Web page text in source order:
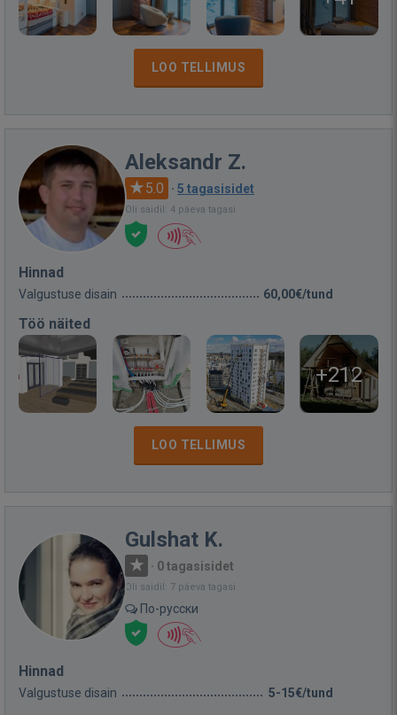
LOO TELLIMUS
Aleksandr Z.
5.0 · 5 tagasisidet
Oli saidil: 4 päeva tagasi
Hinnad
Valgustuse disain 60,00€/tund
Töö näited
+212
LOO TELLIMUS
Gulshat K.
· 0 tagasisidet
Oli saidil: 7 päeva tagasi
По-русски
Hinnad
Valgustuse disain 5-15€/tund